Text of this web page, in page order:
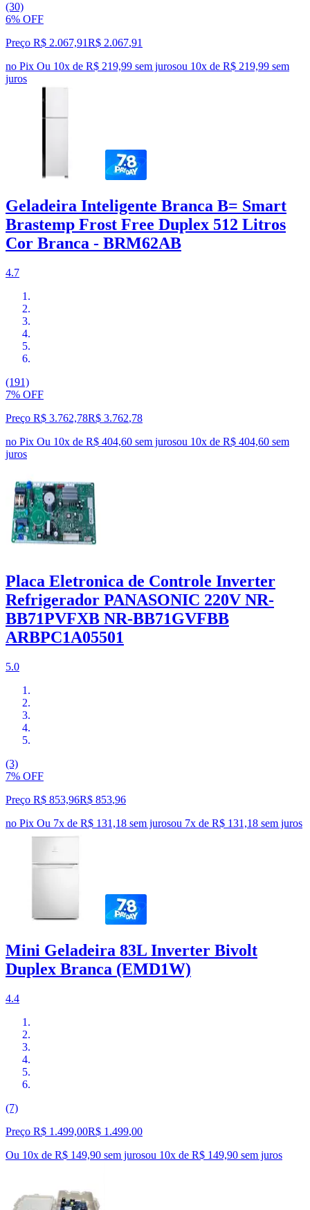
(30)
6% OFF
Preço R$ 2.067,91R$ 2.067,91
no Pix Ou 10x de R$ 219,99 sem jurosou 10x de R$ 219,99 sem
juros
Geladeira Inteligente Branca B= Smart
Brastemp Frost Free Duplex 512 Litros
Cor Branca - BRM62AB
4.7
(191)
7% OFF
Preço R$ 3.762,78R$ 3.762,78
no Pix Ou 10x de R$ 404,60 sem jurosou 10x de R$ 404,60 sem
juros
Placa Eletronica de Controle Inverter
Refrigerador PANASONIC 220V NR-
BB71PVFXB NR-BB71GVFBB
ARBPC1A05501
5.0
(3)
7% OFF
Preço R$ 853,96R$ 853,96
no Pix Ou 7x de R$ 131,18 sem jurosou 7x de R$ 131,18 sem juros
Mini Geladeira 83L Inverter Bivolt
Duplex Branca (EMD1W)
4.4
(7)
Preço R$ 1.499,00R$ 1.499,00
Ou 10x de R$ 149,90 sem jurosou 10x de R$ 149,90 sem juros